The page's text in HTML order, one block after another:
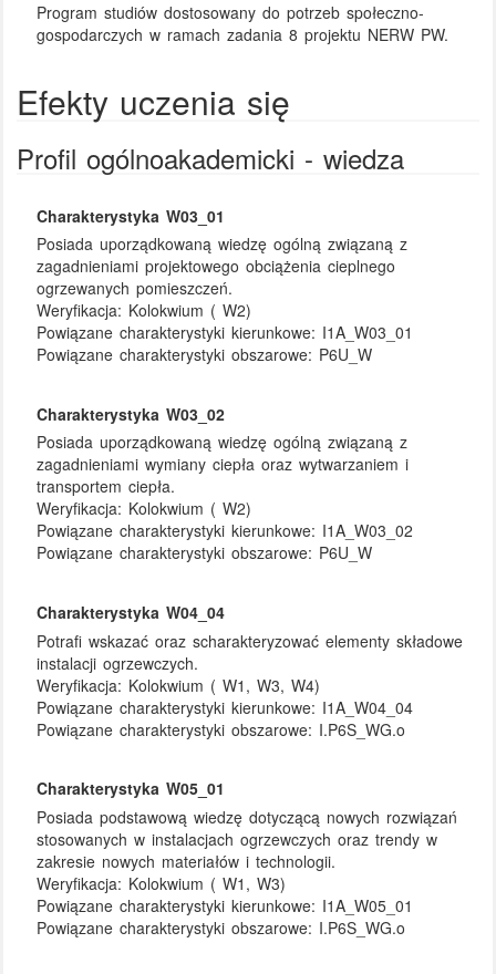
Program studiów dostosowany do potrzeb społeczno-
gospodarczych w ramach zadania 8 projektu NERW PW.
Efekty uczenia się
Profil ogólnoakademicki - wiedza
Charakterystyka W03_01
Posiada uporządkowaną wiedzę ogólną związaną z
zagadnieniami projektowego obciążenia cieplnego
ogrzewanych pomieszczeń.
Weryfikacja: Kolokwium ( W2)
Powiązane charakterystyki kierunkowe: I1A_W03_01
Powiązane charakterystyki obszarowe: P6U_W
Charakterystyka W03_02
Posiada uporządkowaną wiedzę ogólną związaną z
zagadnieniami wymiany ciepła oraz wytwarzaniem i
transportem ciepła.
Weryfikacja: Kolokwium ( W2)
Powiązane charakterystyki kierunkowe: I1A_W03_02
Powiązane charakterystyki obszarowe: P6U_W
Charakterystyka W04_04
Potrafi wskazać oraz scharakteryzować elementy składowe
instalacji ogrzewczych.
Weryfikacja: Kolokwium ( W1, W3, W4)
Powiązane charakterystyki kierunkowe: I1A_W04_04
Powiązane charakterystyki obszarowe: I.P6S_WG.o
Charakterystyka W05_01
Posiada podstawową wiedzę dotyczącą nowych rozwiązań
stosowanych w instalacjach ogrzewczych oraz trendy w
zakresie nowych materiałów i technologii.
Weryfikacja: Kolokwium ( W1, W3)
Powiązane charakterystyki kierunkowe: I1A_W05_01
Powiązane charakterystyki obszarowe: I.P6S_WG.o